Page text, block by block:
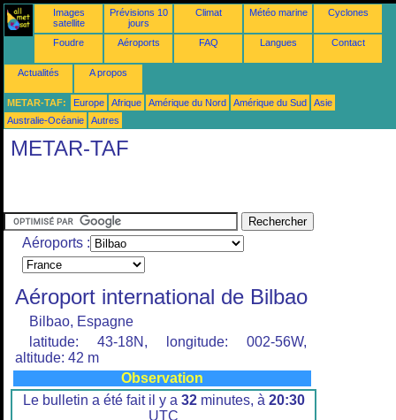
Images
satellite
Prévisions 10
jours
Climat Météo marine Cyclones
Foudre Aéroports FAQ Langues Contact
Actualités A propos
METAR-TAF: Europe Afrique Amérique du Nord Amérique du Sud
Asie
Australie-Océanie
Autres
METAR-TAF
Aéroports :
Aéroport international de Bilbao
Bilbao, Espagne
latitude: 43-18N, longitude: 002-56W,
altitude: 42 m
Observation
Le bulletin a été fait il y a 32minutes, à 20:30
UTC